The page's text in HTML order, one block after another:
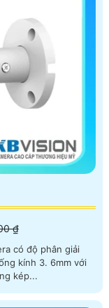
₫
có độ phân giải
kép...